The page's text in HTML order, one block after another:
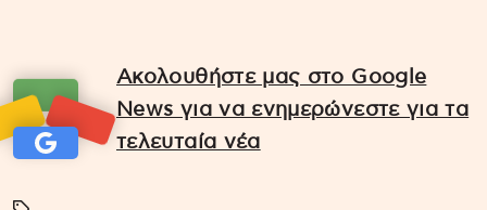
Ακολουθήστε μας στο Google
News για να ενημερώνεστε για τα
τελευταία νέα